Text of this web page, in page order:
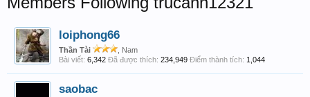
loiphong66
Thần Tài
, Nam
Bài viết: 6,342 Đã được thích: 234,949 Điểm thành tích: 1,044
saobac